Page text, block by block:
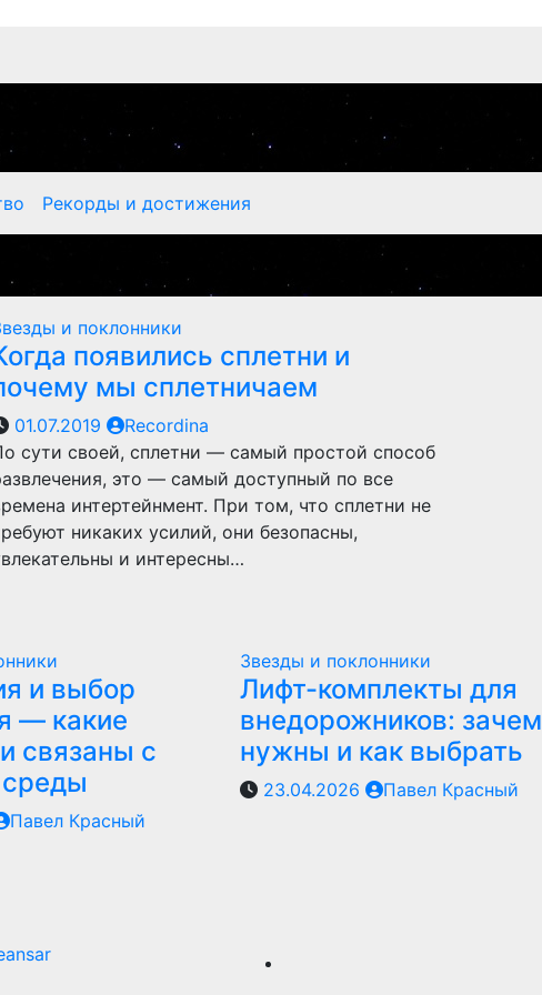
Рекорды и достижения
и поклонники
появились сплетни и
мы сплетничаем
01.07.2019
Recordina
сути своей, сплетни — самый простой способ
это — самый доступный по все
интертейнмент. При том, что сплетни не
никаких усилий, они безопасны,
и интересны…
и выбор
— какие
связаны с
Павел Красный
Звезды и поклонники
Лифт-комплекты для
внедорожников: зачем
нужны и как выбрать
23.04.2026 Павел Красный